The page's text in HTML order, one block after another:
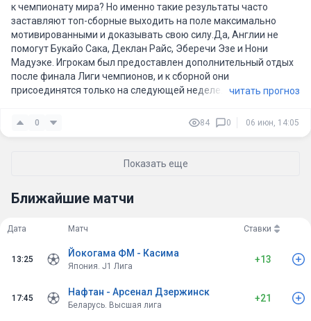
к чемпионату мира? Но именно такие результаты часто
заставляют топ-сборные выходить на поле максимально
мотивированными и доказывать свою силу.Да, Англии не
помогут Букайо Сака, Деклан Райс, Эберечи Эзе и Нони
Мадуэке. Игрокам был предоставлен дополнительный отдых
после финала Лиги чемпионов, и к сборной они
присоединятся только на следующей неделе. Однако глубина
звёзд уровень команды остаётся значительно выше уровня
Новой Зеландии.Особенно показателен последний матч
разгромила 4:0. Если Гаити смогла создать столько моментов,
важно снять все вопросы после неудачных результатов
проиграл 4 из последних 5 встреч и пропускает в среднем
возможностью громко ответить критикам.Ожидаемый
сценарий: Англия с первых минут будет давить,
откроется в первом тайме, Новая Зеландия может
посыпаться так же, как это произошло в игре с Гаити.Гарри
читать прогноз
0 84 0 06 июн, 14:05
Показать еще
Ближайшие матчи
Дата Матч Ставки
13:25
Йокогама ФМ - Касима
Япония. J1 Лига
+13
17:45
Нафтан - Арсенал Дзержинск
Беларусь. Высшая лига
+21